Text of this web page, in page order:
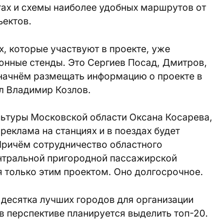
и схемы наиболее удобных маршрутов от
которые участвуют в проекте, уже
стенды. Это Сергиев Посад, Дмитров,
размещать информацию о проекте в
Владимир Козлов.
Московской области Оксана Косарева,
на станциях и в поездах будет
сотрудничество областного
пригородной пассажирской
только этим проектом. Оно долгосрочное.
лучших городов для организации
перспективе планируется выделить топ-20.